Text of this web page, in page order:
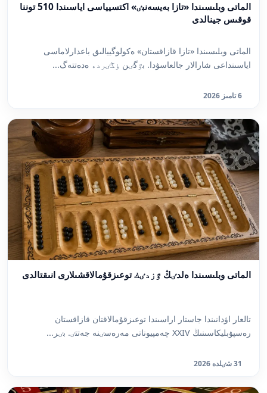
الماتى وبلىسىندا «تازا بەيسەنبٸ» اكتسيياسى اياسىندا 510 توننا
قوقىس جينالدى
الماتى وبلىسىندا «تازا قازاقستان» ەكولوگييالىق باعدارلاماسى
اياسىنداعى شارالار جالعاسۋدا. بٷگٸن ٶڭٸردە ەدەتتەگ...
6 تامىز 2026
الماتى وبلىسىندا ەلدٸڭ ٷزدٸك توعىزقۇمالاقشىلارى انىقتالدى
تالعار اۋدانىندا جاستار اراسىندا توعىزقۇمالاقتان قازاقستان
رەسپۋبليكاسىنىڭ XXIV چەمپيوناتى مەرەسٸنە جەتتٸ. بٸر...
31 شٸلدە 2026